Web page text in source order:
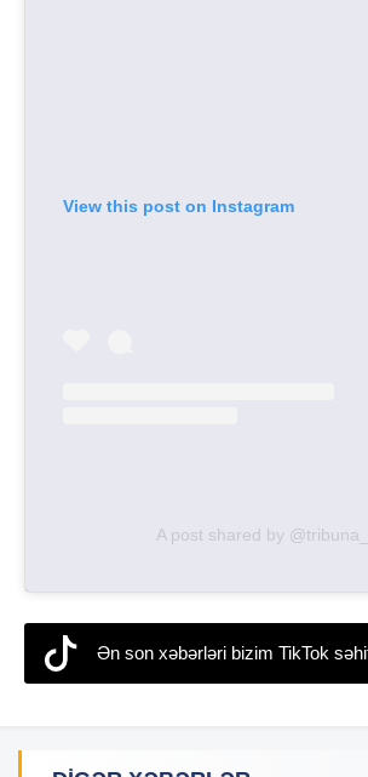
View this post on Instagram
A post shared by
Ən son xəbərləri bizim TikTok